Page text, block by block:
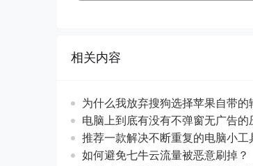
相关内容
为什么我放弃搜狗选择苹果自带的
电脑上到底有没有不弹窗无广告的
推荐一款解决不断重复的电脑小
如何避免七牛云流量被恶意刷掉？